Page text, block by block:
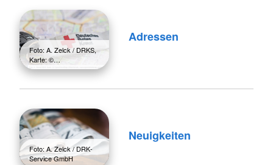
Foto: A. Zelck / DRKS,
Karte: ©…
Adressen
Foto: A. Zelck / DRK-
Service GmbH
Neuigkeiten